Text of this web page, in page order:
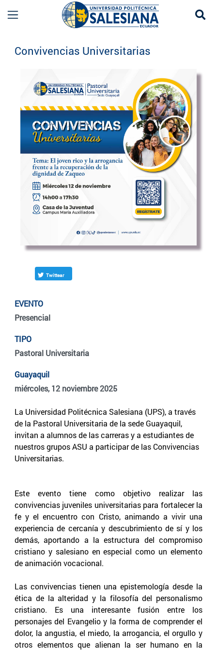
Convivencias Universitarias
Twittear
EVENTO
Presencial
TIPO
Pastoral Universitaria
Guayaquil
miércoles, 12 noviembre 2025
La Universidad Politécnica Salesiana (UPS), a través
de la Pastoral Universitaria de la sede Guayaquil,
invitan a alumnos de las carreras y a estudiantes de
nuestros grupos ASU a participar de las Convivencias
Universitarias.
Este evento tiene como objetivo realizar las
convivencias juveniles universitarias para fortalecer la
fe y el encuentro con Cristo, animando a vivir una
experiencia de cercanía y descubrimiento de sí y los
demás, aportando a la estructura del compromiso
cristiano y salesiano en especial como un elemento
de animación vocacional.
Las convivencias tienen una epistemología desde la
ética de la alteridad y la filosofía del personalismo
cristiano. Es una interesante fusión entre los
personajes del Evangelio y la forma de comprender el
dolor, la angustia, el miedo, la arrogancia, el orgullo y
otros elementos que alienan la ser humano en la